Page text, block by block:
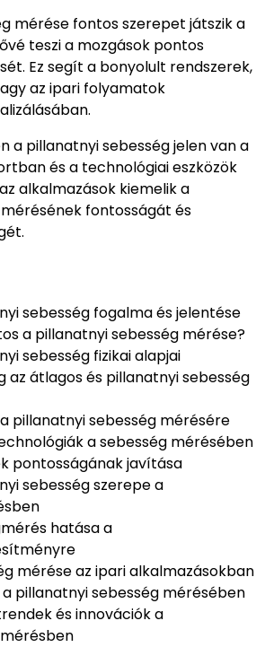
mérése fontos szerepet játszik a
teszi a mozgások pontos
Ez segít a bonyolult rendszerek,
az ipari folyamatok
a pillanatnyi sebesség jelen van a
és a technológiai eszközök
alkalmazások kiemelik a
fontosságát és
sebesség fogalma és jelentése
a pillanatnyi sebesség mérése?
sebesség fizikai alapjai
az átlagos és pillanatnyi sebesség
pillanatnyi sebesség mérésére
a sebesség mérésében
pontosságának javítása
sebesség szerepe a
hatása a
mérése az ipari alkalmazásokban
a pillanatnyi sebesség mérésében
és innovációk a